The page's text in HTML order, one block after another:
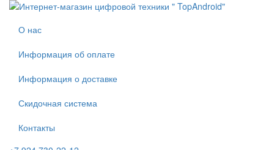
О нас
Информация об оплате
Информация о доставке
Скидочная система
Контакты